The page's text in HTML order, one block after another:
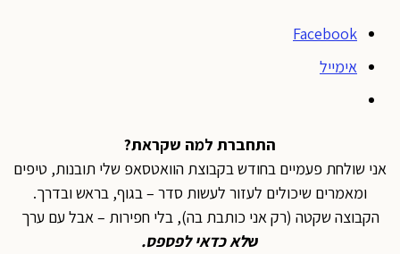
Facebook
אימייל
התחברת למה שקראת?
אני שולחת פעמיים בחודש בקבוצת הוואטסאפ שלי תובנות, טיפים
ומאמרים שיכולים לעזור לעשות סדר – בגוף, בראש ובדרך.
הקבוצה שקטה (רק אני כותבת בה), בלי חפירות – אבל עם ערך
שלא כדאי לפספס.